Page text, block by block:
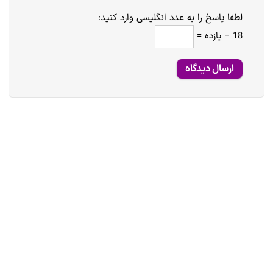
لطفا پاسخ را به عدد انگلیسی وارد کنید:
18 − یازده =